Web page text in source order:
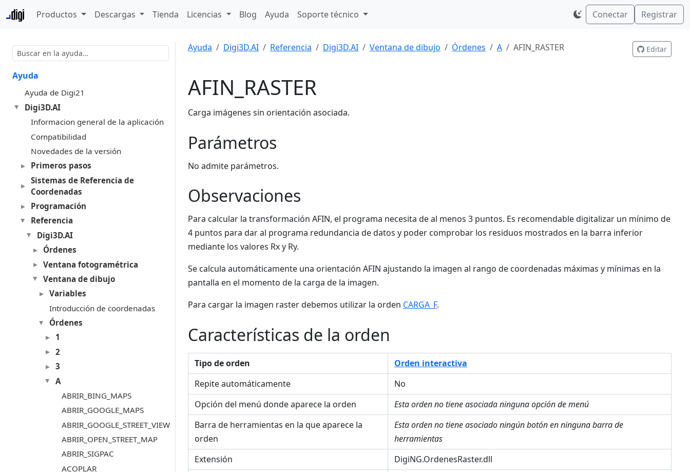
Productos Descargas Tienda Licencias Blog Ayuda Soporte técnico Conectar Registrar
Ayuda
Ayuda de Digi21
Digi3D.AI
Informacion general de la aplicación
Compatibilidad
Novedades de la versión
Primeros pasos
Sistemas de Referencia de
Coordenadas
Programación
Referencia
Digi3D.AI
Órdenes
Ventana fotogramétrica
Ventana de dibujo
Variables
Introducción de coordenadas
Órdenes
1
2
3
A
ABRIR_BING_MAPS
ABRIR_GOOGLE_MAPS
ABRIR_GOOGLE_STREET_VIEW
ABRIR_OPEN_STREET_MAP
ABRIR_SIGPAC
ACOPLAR
Ayuda Digi3D.AI Referencia Digi3D.AI Ventana de dibujo Órdenes A AFIN_RASTER Editar
AFIN_RASTER
Carga imágenes sin orientación asociada.
Parámetros
No admite parámetros.
Observaciones
Para calcular la transformación AFIN, el programa necesita de al menos 3 puntos. Es recomendable digitalizar un mínimo de
4 puntos para dar al programa redundancia de datos y poder comprobar los residuos mostrados en la barra inferior
mediante los valores Rx y Ry.
Se calcula automáticamente una orientación AFIN ajustando la imagen al rango de coordenadas máximas y mínimas en la
pantalla en el momento de la carga de la imagen.
Para cargar la imagen raster debemos utilizar la orden CARGA_F.
Características de la orden
Tipo de orden
Orden interactiva
Repite automáticamente
No
Opción del menú donde aparece la orden
Esta orden no tiene asociada ninguna opción de menú
Barra de herramientas en la que aparece la
orden
Esta orden no tiene asociado ningún botón en ninguna barra de
herramientas
Extensión
DigiNG.OrdenesRaster.dll